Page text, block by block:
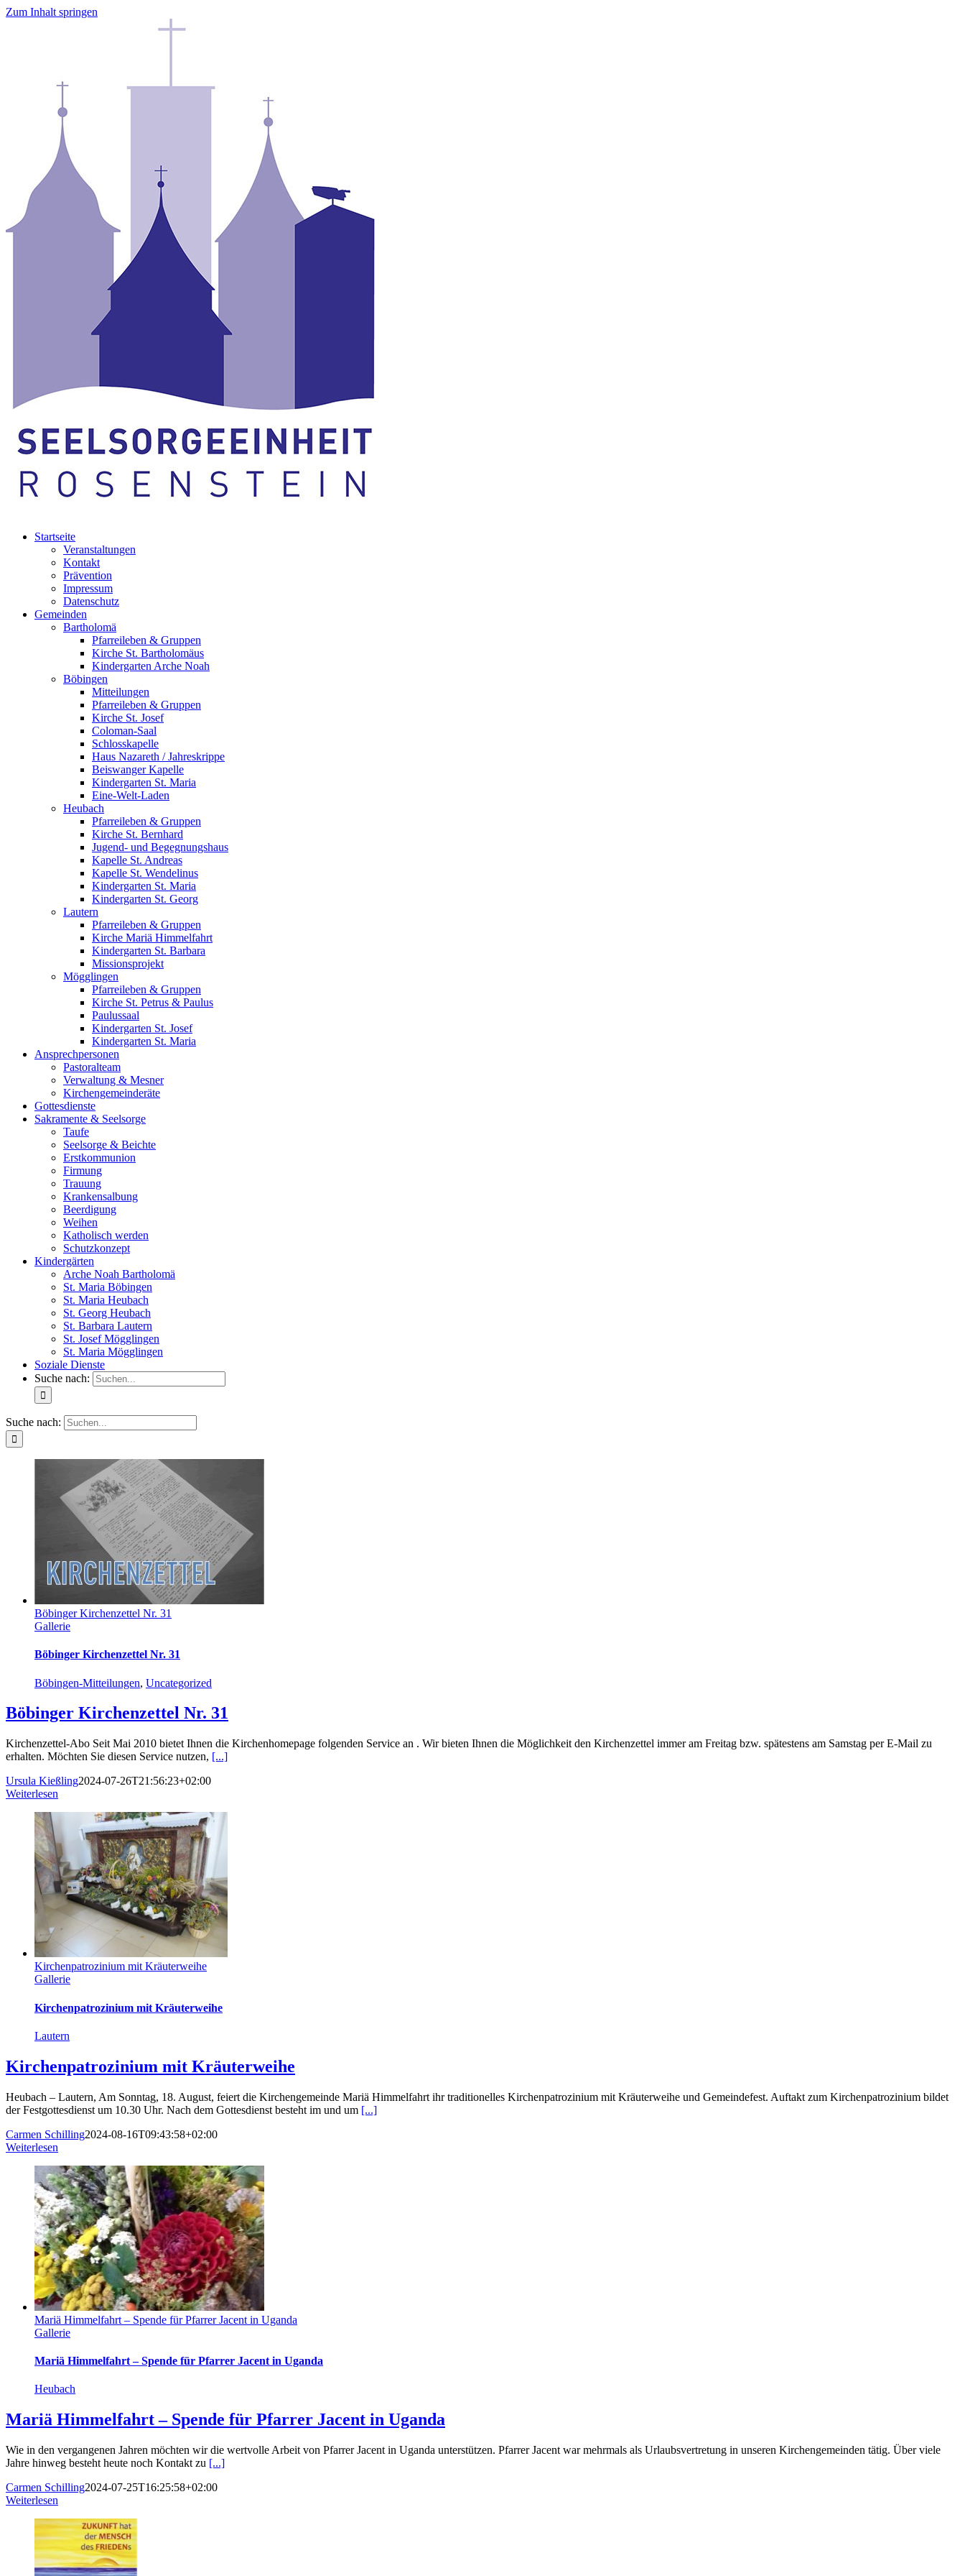
Zum Inhalt springen
Startseite
Veranstaltungen
Kontakt
Prävention
Impressum
Datenschutz
Gemeinden
Bartholomä
Pfarreileben & Gruppen
Kirche St. Bartholomäus
Kindergarten Arche Noah
Böbingen
Mitteilungen
Pfarreileben & Gruppen
Kirche St. Josef
Coloman-Saal
Schlosskapelle
Haus Nazareth / Jahreskrippe
Beiswanger Kapelle
Kindergarten St. Maria
Eine-Welt-Laden
Heubach
Pfarreileben & Gruppen
Kirche St. Bernhard
Jugend- und Begegnungshaus
Kapelle St. Andreas
Kapelle St. Wendelinus
Kindergarten St. Maria
Kindergarten St. Georg
Lautern
Pfarreileben & Gruppen
Kirche Mariä Himmelfahrt
Kindergarten St. Barbara
Missionsprojekt
Mögglingen
Pfarreileben & Gruppen
Kirche St. Petrus & Paulus
Paulussaal
Kindergarten St. Josef
Kindergarten St. Maria
Ansprechpersonen
Pastoralteam
Verwaltung & Mesner
Kirchengemeinderäte
Gottesdienste
Sakramente & Seelsorge
Taufe
Seelsorge & Beichte
Erstkommunion
Firmung
Trauung
Krankensalbung
Beerdigung
Weihen
Katholisch werden
Schutzkonzept
Kindergärten
Arche Noah Bartholomä
St. Maria Böbingen
St. Maria Heubach
St. Georg Heubach
St. Barbara Lautern
St. Josef Mögglingen
St. Maria Mögglingen
Soziale Dienste
Suche nach:
Suche nach:
Böbinger Kirchenzettel Nr. 31
Gallerie
Böbinger Kirchenzettel Nr. 31
Böbingen-Mitteilungen, Uncategorized
Böbinger Kirchenzettel Nr. 31
Kirchenzettel-Abo Seit Mai 2010 bietet Ihnen die Kirchenhomepage folgenden Service an . Wir bieten Ihnen die Möglichkeit den Kirchenzettel immer am Freitag bzw. spätestens am Samstag per E-Mail zu
erhalten. Möchten Sie diesen Service nutzen, [...]
Ursula Kießling2024-07-26T21:56:23+02:00
Weiterlesen
Kirchenpatrozinium mit Kräuterweihe
Gallerie
Kirchenpatrozinium mit Kräuterweihe
Lautern
Kirchenpatrozinium mit Kräuterweihe
Heubach – Lautern, Am Sonntag, 18. August, feiert die Kirchengemeinde Mariä Himmelfahrt ihr traditionelles Kirchenpatrozinium mit Kräuterweihe und Gemeindefest. Auftakt zum Kirchenpatrozinium bildet
der Festgottesdienst um 10.30 Uhr. Nach dem Gottesdienst besteht im und um [...]
Carmen Schilling2024-08-16T09:43:58+02:00
Weiterlesen
Mariä Himmelfahrt – Spende für Pfarrer Jacent in Uganda
Gallerie
Mariä Himmelfahrt – Spende für Pfarrer Jacent in Uganda
Heubach
Mariä Himmelfahrt – Spende für Pfarrer Jacent in Uganda
Wie in den vergangenen Jahren möchten wir die wertvolle Arbeit von Pfarrer Jacent in Uganda unterstützen. Pfarrer Jacent war mehrmals als Urlaubsvertretung in unseren Kirchengemeinden tätig. Über viele
Jahre hinweg besteht heute noch Kontakt zu [...]
Carmen Schilling2024-07-25T16:25:58+02:00
Weiterlesen